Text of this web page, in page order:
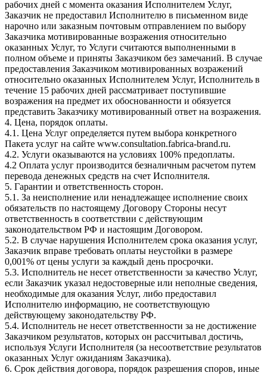
рабочих дней с момента оказания Исполнителем Услуг,
Заказчик не предоставил Исполнителю в письменном виде
нарочно или заказным почтовым отправлением по выбору
Заказчика мотивированные возражения относительно
оказанных Услуг, то Услуги считаются выполненными в
полном объеме и приняты Заказчиком без замечаний. В случае
предоставления Заказчиком мотивированных возражений
относительно оказанных Исполнителем Услуг, Исполнитель в
течение 15 рабочих дней рассматривает поступившие
возражения на предмет их обоснованности и обязуется
представить Заказчику мотивированный ответ на возражения.
4. Цена, порядок оплаты.
4.1. Цена Услуг определяется путем выбора конкретного
Пакета услуг на сайте www.consultation.fabrica-brand.ru.
4.2. Услуги оказываются на условиях 100% предоплаты.
4.2 Оплата услуг производится безналичным расчетом путем
перевода денежных средств на счет Исполнителя.
5. Гарантии и ответственность сторон.
5.1. За неисполнение или ненадлежащее исполнение своих
обязательств по настоящему Договору Стороны несут
ответственность в соответствии с действующим
законодательством РФ и настоящим Договором.
5.2. В случае нарушения Исполнителем срока оказания услуг,
Заказчик вправе требовать оплаты неустойки в размере
0,001% от цены услуги за каждый день просрочки.
5.3. Исполнитель не несет ответственности за качество Услуг,
если Заказчик указал недостоверные или неполные сведения,
необходимые для оказания Услуг, либо предоставил
Исполнителю информацию, не соответствующую
действующему законодательству РФ.
5.4. Исполнитель не несет ответственности за не достижение
Заказчиком результатов, которых он рассчитывал достичь,
используя Услуги Исполнителя (за несоответствие результатов
оказанных Услуг ожиданиям Заказчика).
6. Срок действия договора, порядок разрешения споров, иные